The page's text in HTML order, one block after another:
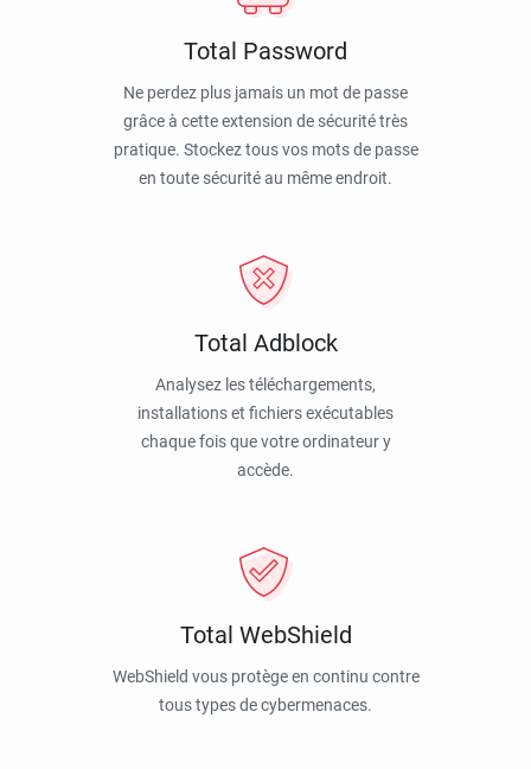
Total Password
Ne perdez plus jamais un mot de passe
grâce à cette extension de sécurité très
pratique. Stockez tous vos mots de passe
en toute sécurité au même endroit.
Total Adblock
Analysez les téléchargements,
installations et fichiers exécutables
chaque fois que votre ordinateur y
accède.
Total WebShield
WebShield vous protège en continu contre
tous types de cybermenaces.